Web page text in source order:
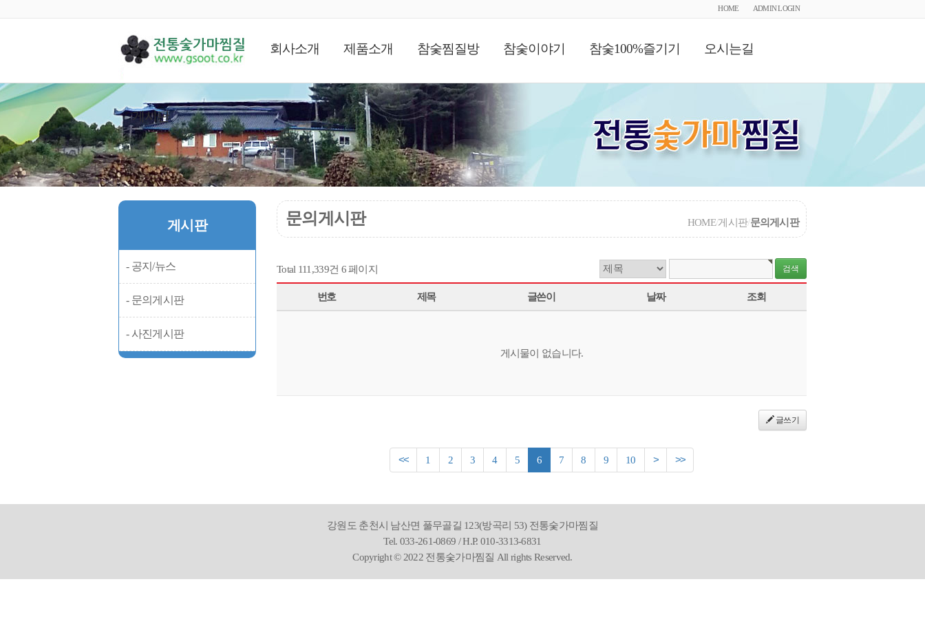
HOME ADMIN LOGIN
회사소개 제품소개 참숯찜질방 참숯이야기 참숯100%즐기기 오시는길
게시판
게시판
- 공지/뉴스
- 문의게시판
- 사진게시판
문의게시판 HOME/게시판/문의게시판
Total 111,339건 6 페이지
번호 제목 글쓴이 날짜 조회
게시물이 없습니다.
글쓰기
<< 1 2 3 4 5 6 7 8 9 10 > >>
강원도 춘천시 남산면 풀무골길 123(방곡리 53) 전통숯가마찜질
Tel. 033-261-0869 / H.P. 010-3313-6831
Copyright © 2022 전통숯가마찜질 All rights Reserved.